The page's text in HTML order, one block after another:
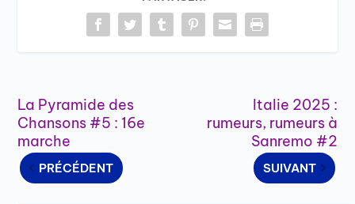
La Pyramide des
Chansons #5 : 16e
marche
PRÉCÉDENT
Italie 2025 :
rumeurs, rumeurs à
Sanremo #2
SUIVANT